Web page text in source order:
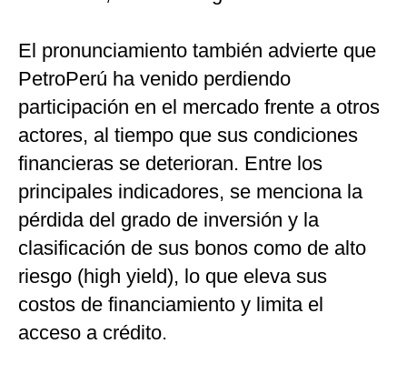
El pronunciamiento también advierte que
PetroPerú ha venido perdiendo
participación en el mercado frente a otros
actores, al tiempo que sus condiciones
financieras se deterioran. Entre los
principales indicadores, se menciona la
pérdida del grado de inversión y la
clasificación de sus bonos como de alto
riesgo (high yield), lo que eleva sus
costos de financiamiento y limita el
acceso a crédito.